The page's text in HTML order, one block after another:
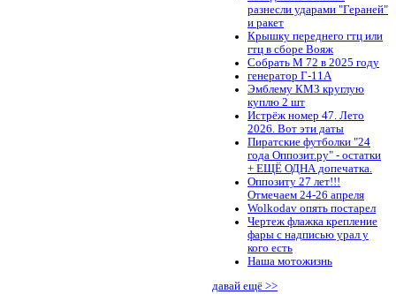
разнесли ударами "Гераней"
и ракет
Крышку переднего гтц или
гтц в сборе Вояж
Собрать М 72 в 2025 году
генератор Г-11А
Эмблему КМЗ круглую
куплю 2 шт
Истрёж номер 47. Лето
2026. Вот эти даты
Пиратские футболки "24
года Оппозит.ру" - остатки
+ ЕЩЁ ОДНА допечатка.
Оппозиту 27 лет!!!
Отмечаем 24-26 апреля
Wolkodav опять постарел
Чертеж флажка крепление
фары с надписью урал у
кого есть
Наша мотожизнь
давай ещё >>